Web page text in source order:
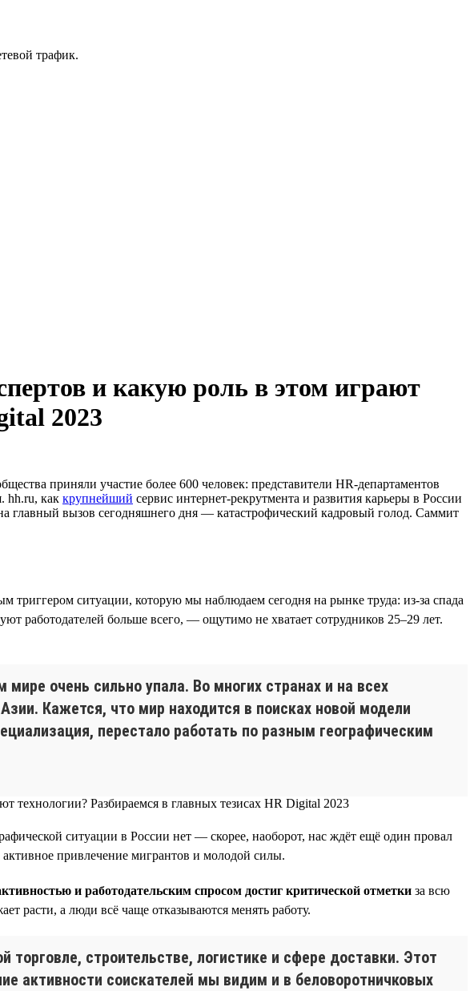
трафик.
и какую роль в этом играют
2023
приняли участие более 600 человек: представители HR-департаментов
hh.ru, как крупнейший сервис интернет-рекрутмента и развития карьеры в России
главный вызов сегодняшнего дня — катастрофический кадровый голод. Саммит
триггером ситуации, которую мы наблюдаем сегодня на рынке труда: из-за спада
работодателей больше всего, — ощутимо не хватает сотрудников 25–29 лет.
очень сильно упала. Во многих странах и на всех
Кажется, что мир находится в поисках новой модели
перестало работать по разным географическим
ситуации в России нет — скорее, наоборот, нас ждёт ещё один провал
привлечение мигрантов и молодой силы.
и работодательским спросом достиг критической отметки за всю
расти, а люди всё чаще отказываются менять работу.
строительстве, логистике и сфере доставки. Этот
активности соискателей мы видим и в беловоротничковых